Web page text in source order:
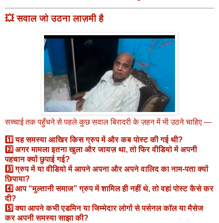
💥 सवाल जो उठना लाज़मी है
सच्चाई तक पहुँचने से पहले कुछ सवाल बिरादरी के ज़हन में भी उठने चाहिए —
1️⃣ यह समस्या आखिर किस ग्रुप में और कब पोस्ट की गई थी?
2️⃣ अगर मामला इतना खुला और जायज़ था, तो फिर वीडियो में अपनी
पहचान क्यों छुपाई गई?
3️⃣ ग्रुप में या वीडियो में आपने अपना और अपने वालिद का नाम-पता क्यों
छिपाया?
4️⃣ आप “मुल्तानी समाज” ग्रुप में शामिल ही नहीं थे, तो वहां पोस्ट कैसे कर
दी?
5️⃣ क्या आपने कभी एडमिन या जिम्मेदार लोगों से पर्सनल कॉल या मैसेज
कर अपनी समस्या साझा की?